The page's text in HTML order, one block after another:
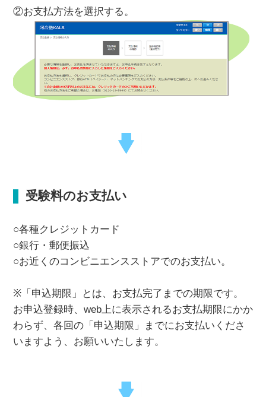
②お支払方法を選択する。
受験料のお支払い
○各種クレジットカード
○銀行・郵便振込
○お近くのコンビニエンスストアでのお支払い。
※「申込期限」とは、お支払完了までの期限です。
お申込登録時、web上に表示されるお支払期限にかか
わらず、各回の「申込期限」までにお支払いくださ
いますよう、お願いいたします。